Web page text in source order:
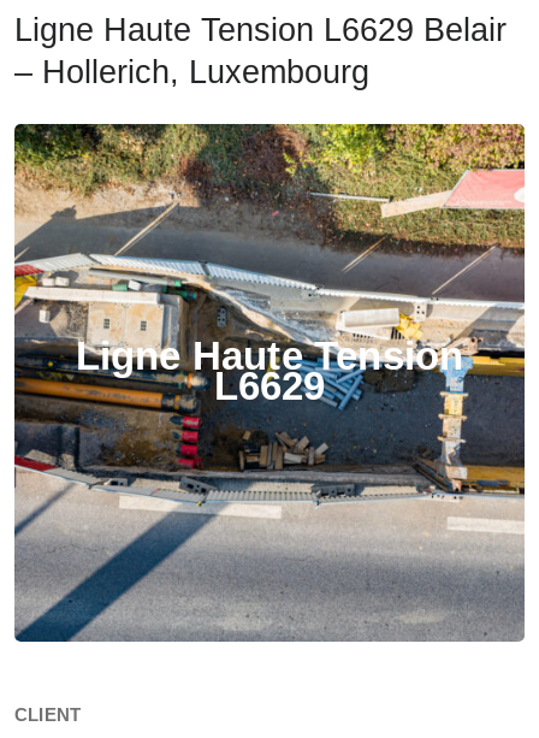
Ligne Haute Tension L6629 Belair
– Hollerich, Luxembourg
Ligne Haute Tension
L6629
CLIENT